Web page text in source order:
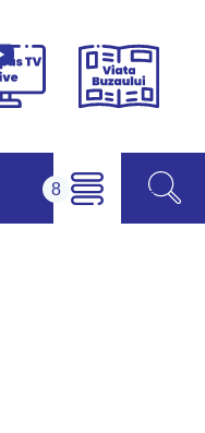
Campus
Viața